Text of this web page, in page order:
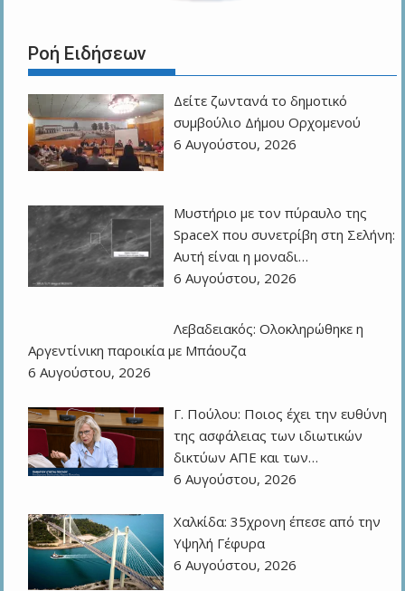
Ροή Ειδήσεων
Δείτε ζωντανά το δημοτικό
συμβούλιο Δήμου Ορχομενού
6 Αυγούστου, 2026
Μυστήριο με τον πύραυλο της
SpaceX που συνετρίβη στη Σελήνη:
Αυτή είναι η μοναδι…
6 Αυγούστου, 2026
Λεβαδειακός: Ολοκληρώθηκε η
Αργεντίνικη παροικία με Μπάουζα
6 Αυγούστου, 2026
Γ. Πούλου: Ποιος έχει την ευθύνη
της ασφάλειας των ιδιωτικών
δικτύων ΑΠΕ και των…
6 Αυγούστου, 2026
Χαλκίδα: 35χρονη έπεσε από την
Υψηλή Γέφυρα
6 Αυγούστου, 2026